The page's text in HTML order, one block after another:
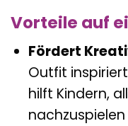
Vorteile auf
Fördert
Outfit
hilft Kindern,